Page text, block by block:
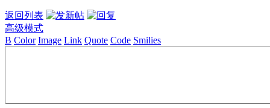
返回列表
高级模式
B Color Image Link Quote Code Smilies